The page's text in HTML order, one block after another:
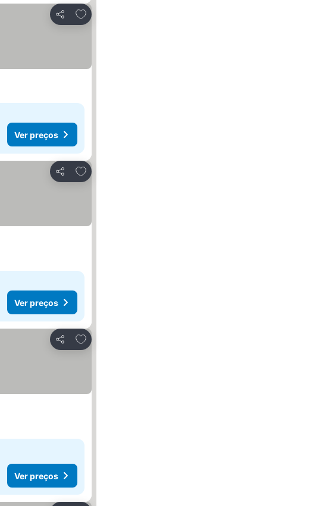
Partilhar
Adicionar aos favoritos
Ver preços
Partilhar
Adicionar aos favoritos
Ver preços
Partilhar
Adicionar aos favoritos
Ver preços